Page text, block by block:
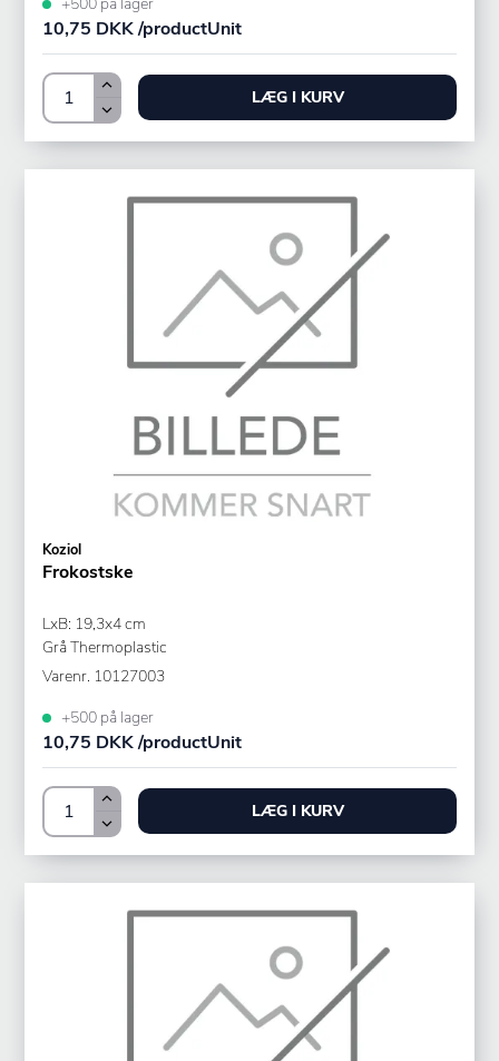
10,75 DKK /productUnit
LÆG I KURV
Koziol
Frokostske
LxB: 19,3x4 cm
Grå Thermoplastic
Varenr. 10127003
+500 på lager
10,75 DKK /productUnit
LÆG I KURV